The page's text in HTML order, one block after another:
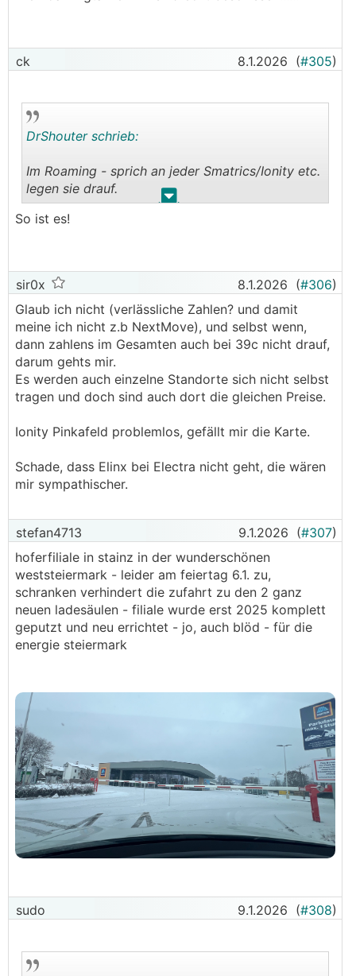
ganz Europa.
───────────────
das Geld wächst halt leider nicht auf den
Bäumen.
doch schon recht lange und immernoch!
───────────────
Du glaubst ja nicht wirklich, dass die bei 39c nix
ck 8.1.2026 (#305)
. .
DrShouter schrieb:
Im Roaming - sprich an jeder Smatrics/Ionity etc.
legen sie drauf.
Die Roamingtarife B2B sind echt beschissen......
So ist es!
sir0x 8.1.2026 (#306)
Glaub ich nicht (verlässliche Zahlen? und damit
meine ich nicht z.b NextMove), und selbst wenn,
dann zahlens im Gesamten auch bei 39c nicht drauf,
darum gehts mir.
Es werden auch einzelne Standorte sich nicht selbst
tragen und doch sind auch dort die gleichen Preise.
Ionity Pinkafeld problemlos, gefällt mir die Karte.
Schade, dass Elinx bei Electra nicht geht, die wären
mir sympathischer.
stefan4713 9.1.2026 (#307)
hoferfiliale in stainz in der wunderschönen
weststeiermark - leider am feiertag 6.1. zu,
schranken verhindert die zufahrt zu den 2 ganz
neuen ladesäulen - filiale wurde erst 2025 komplett
geputzt und neu errichtet - jo, auch blöd - für die
energie steiermark
sudo 9.1.2026 (#308)